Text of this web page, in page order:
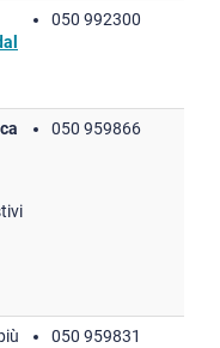
050 992300
050 959866
050 959831